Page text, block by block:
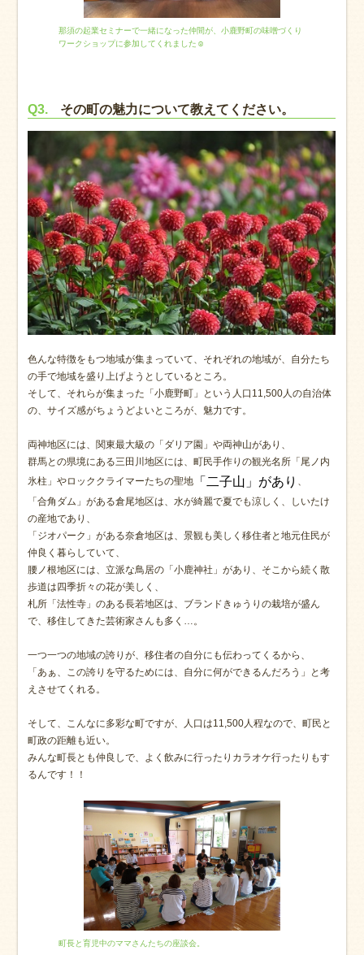
那須の起業セミナーで一緒になった仲間が、小鹿野町の味噌づくり
ワークショップに参加してくれました☺
Q3. その町の魅力について教えてください。
色んな特徴をもつ地域が集まっていて、それぞれの地域が、自分たち
の手で地域を盛り上げようとしているところ。
そして、それらが集まった「小鹿野町」という人口11,500人の自治体
の、サイズ感がちょうどよいところが、魅力です。
両神地区には、関東最大級の「ダリア園」や両神山があり、
群馬との県境にある三田川地区には、町民手作りの観光名所「尾ノ内
氷柱」やロッククライマーたちの聖地
「二子山」があり 、
「合角ダム」がある倉尾地区は、水が綺麗で夏でも涼しく、しいたけ
の産地であり、
「ジオパーク」がある奈倉地区は、景観も美しく移住者と地元住民が
仲良く暮らしていて、
腰ノ根地区には、立派な鳥居の「小鹿神社」があり、そこから続く散
歩道は四季折々の花が美しく、
札所「法性寺」のある長若地区は、ブランドきゅうりの栽培が盛ん
で、移住してきた芸術家さんも多く…。
一つ一つの地域の誇りが、移住者の自分にも伝わってくるから、
「あぁ、この誇りを守るためには、自分に何ができるんだろう」と考
えさせてくれる。
そして、こんなに多彩な町ですが、人口は11,500人程なので、町民と
町政の距離も近い。
みんな町長とも仲良しで、よく飲みに行ったりカラオケ行ったりもす
るんです！！
町長と育児中のママさんたちの座談会。